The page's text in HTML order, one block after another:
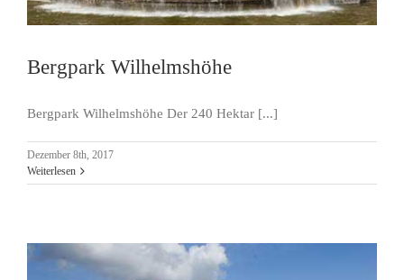
Bergpark Wilhelmshöhe
Bergpark Wilhelmshöhe Der 240 Hektar [...]
Dezember 8th, 2017
Weiterlesen